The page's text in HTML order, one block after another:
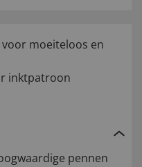
moeiteloos en
inktpatroon
pennen